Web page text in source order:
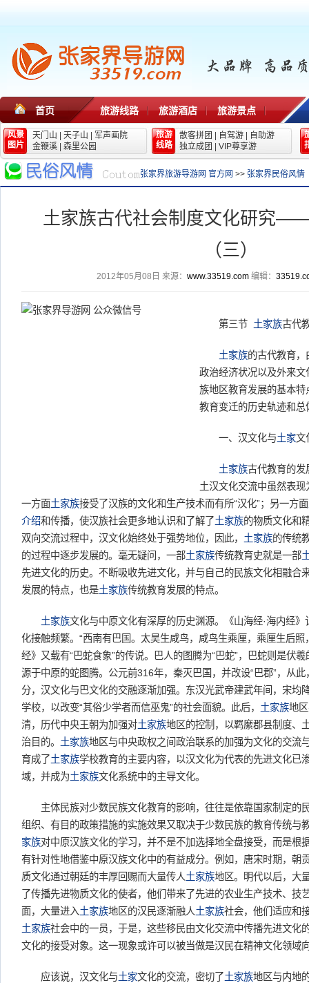
首页 旅游线路 旅游酒店 旅游景点
风景
图片
天门山 天子山
军声画院
金鞭溪
森里公园
旅游
线路
散客拼团 自驾游
自助游
独立成团
VIP尊享游
张家界旅游导游网 官方网 >> 张家界民俗风情
土家族古代社会制度文化研究
（三）
2012年05月08日 来源： www.33519.com编辑：
第三节 土家族古代
土家族的古代教育，
政治经济状况以及外来
族地区教育发展的基本
教育变迁的历史轨迹和总
一、汉文化与土家文
土家族古代教育的发
土汉文化交流中虽然表
一方面土家族接受了汉族的文化和生产技术而有所“汉化”；另一方面
介绍和传播，使汉族社会更多地认识和了解了土家族的物质文化和
双向交流过程中，汉文化始终处于强势地位，因此， 土家族的传统
的过程中逐步发展的。毫无疑问，一部土家族传统教育史就是一部
先进文化的历史。不断吸收先进文化，并与自己的民族文化相融合
发展的特点，也是土家族传统教育发展的特点。
土家族文化与中原文化有深厚的历史渊源。《山海经·海内经》
化接触频繁。“西南有巴国。太昊生咸鸟，咸鸟生乘厘，乘厘生后照
经》又载有“巴蛇食象”的传说。巴人的图腾为“巴蛇”，巴蛇则是伏
源于中原的蛇图腾。公元前316年，秦灭巴国，并改设“巴郡”，从
分，汉文化与巴文化的交融逐渐加强。东汉光武帝建武年间，宋均
学校，以改变“其俗少学者而信巫鬼”的社会面貌。此后， 土家族地
清，历代中央王朝为加强对土家族地区的控制，以羁縻郡县制度、
治目的。 土家族地区与中央政权之间政治联系的加强为文化的交流
育成了土家族学校教育的主要内容，以汉文化为代表的先进文化已
域，并成为土家族文化系统中的主导文化。
主体民族对少数民族文化教育的影响，往往是依靠国家制定的
组织、有目的政策措施的实施效果又取决于少数民族的教育传统与
家族对中原汉族文化的学习，并不是不加选择地全盘接受，而是根
有针对性地借鉴中原汉族文化中的有益成分。例如，唐宋时期，朝
质文化通过朝廷的丰厚回赐而大量传人土家族地区。明代以后，大
了传播先进物质文化的使者，他们带来了先进的农业生产技术、技
面，大量进入土家族地区的汉民逐渐融人土家族社会，他们适应和
土家族社会中的一员，于是，这些移民由文化交流中传播先进文化
文化的接受对象。这一现象或许可以被当做是汉民在精神文化领域
应该说，汉文化与土家文化的交流，密切了土家族地区与内地